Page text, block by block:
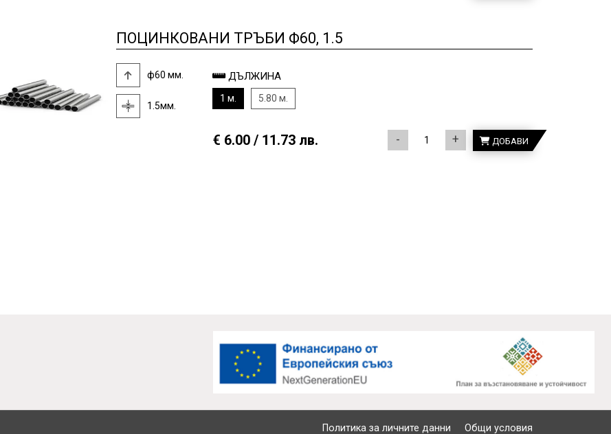
ПОЦИНКОВАНИ ТРЪБИ Ф60, 1.5
ф60 мм.
1.5мм.
ДЪЛЖИНА
1 м. 5.80 м.
€ 6.00 / 11.73 лв. - + ДОБАВИ
Общи условия
Политика за личните данни